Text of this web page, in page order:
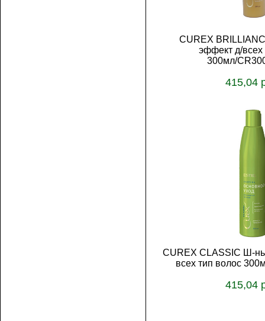
CUREX
эффект д/всех
300мл/
415,04
В
CUREX CLASSIC Ш-
всех тип волос
415,04